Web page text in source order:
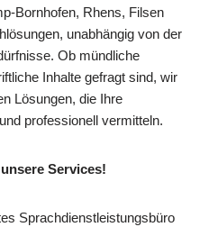
Bornhofen, Rhens, Filsen
unabhängig von der
Ob mündliche
Inhalte gefragt sind, wir
Lösungen, die Ihre
professionell vermitteln.
Services!
Sprachdienstleistungsbüro